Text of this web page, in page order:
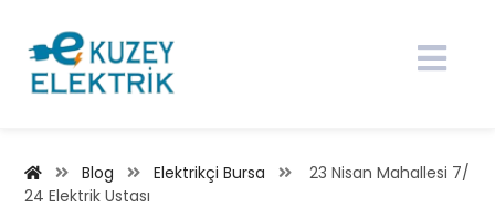
Blog Elektrikçi Bursa
23 Nisan Mahallesi 7/
24 Elektrik Ustası